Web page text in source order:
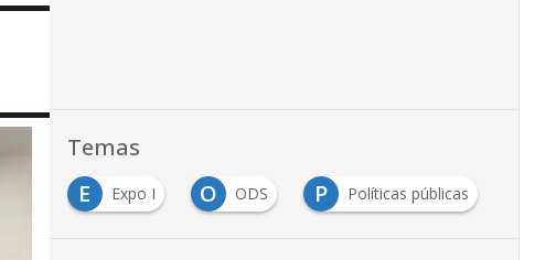
Temas
E Expo I O ODS P Políticas públicas